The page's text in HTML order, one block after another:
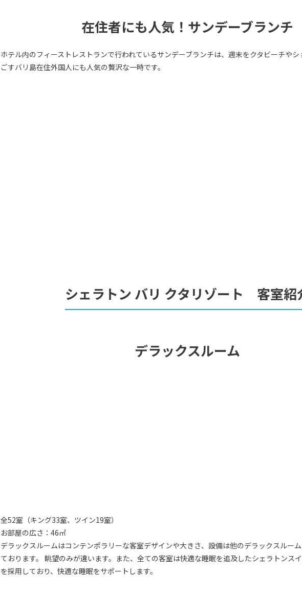
在住者にも人気！サンデーブランチ
ホテル内のフィーストレストランで行われているサンデーブランチは、週末をクタビーチや
ごすバリ島在住外国人にも人気の贅沢な一時です。
シェラトン バリ クタリゾート 客室紹
デラックスルーム
全52室（キング33室、ツイン19室）
お部屋の広さ：46㎡
デラックスルームはコンテンポラリーな客室デザインや大きさ、設備は他のデラックスルー
ております。 眺望のみが違います。また、全ての客室は快適な睡眠を追及したシェラトンス
を採用しており、快適な睡眠をサポートします。